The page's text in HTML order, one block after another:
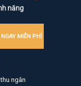
năng
MIỄN PHÍ
ngân